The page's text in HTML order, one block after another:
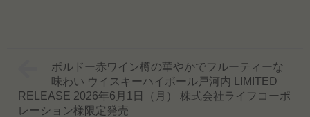
ボルドー赤ワイン樽の華やかでフルーティーな
味わい ウイスキーハイボール戸河内 LIMITED
RELEASE 2026年6月1日（月） 株式会社ライフコーポ
レーション様限定発売